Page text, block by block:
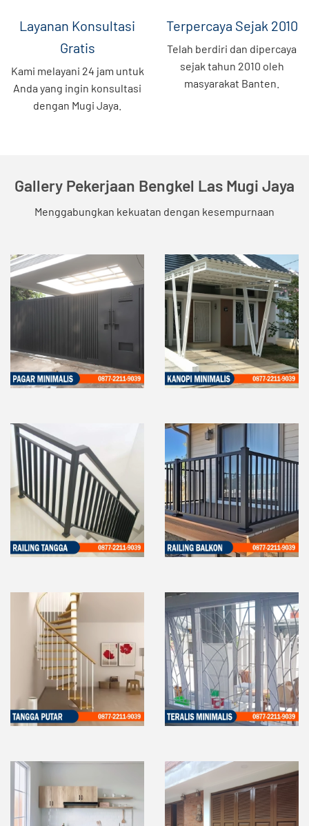
Layanan Konsultasi
Gratis
Kami melayani 24 jam untuk
Anda yang ingin konsultasi
dengan Mugi Jaya.
Terpercaya Sejak 2010
Telah berdiri dan dipercaya
sejak tahun 2010 oleh
masyarakat Banten.
Gallery Pekerjaan Bengkel Las Mugi Jaya
Menggabungkan kekuatan dengan kesempurnaan